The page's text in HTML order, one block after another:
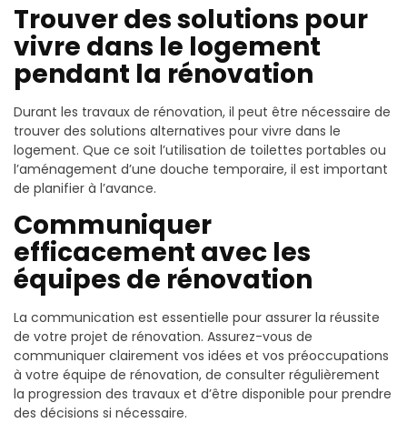
Trouver des solutions pour
vivre dans le logement
pendant la rénovation
Durant les travaux de rénovation, il peut être nécessaire de
trouver des solutions alternatives pour vivre dans le
logement. Que ce soit l’utilisation de toilettes portables ou
l’aménagement d’une douche temporaire, il est important
de planifier à l’avance.
Communiquer
efficacement avec les
équipes de rénovation
La communication est essentielle pour assurer la réussite
de votre projet de rénovation. Assurez-vous de
communiquer clairement vos idées et vos préoccupations
à votre équipe de rénovation, de consulter régulièrement
la progression des travaux et d’être disponible pour prendre
des décisions si nécessaire.